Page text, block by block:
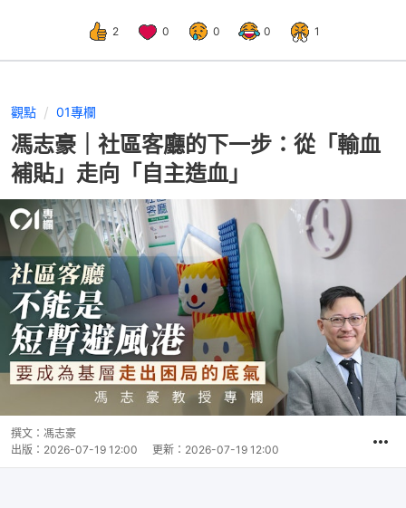
2 0 0 0 1
觀點 01專欄
馮志豪｜社區客廳的下一步：從「輸血
補貼」走向「自主造血」
撰文： 馮志豪
出版： 2026-07-19 12:00 更新： 2026-07-19 12:00